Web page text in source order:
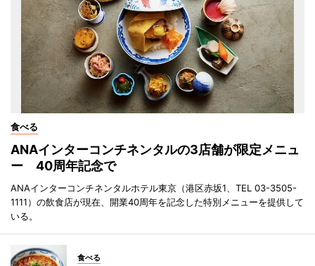
食べる
ANAインターコンチネンタルの3店舗が限定メニュ
ー 40周年記念で
ANAインターコンチネンタルホテル東京（港区赤坂1、TEL 03-3505-
1111）の飲食店が現在、開業40周年を記念した特別メニューを提供して
いる。
食べる